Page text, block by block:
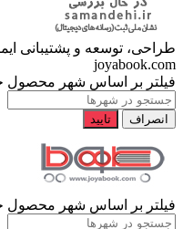
طراحی، توسعه و پشتیبانی
joyabook.com
فیلتر بر اساس شهر محصول
انصراف تایید
فیلتر بر اساس شهر محصول